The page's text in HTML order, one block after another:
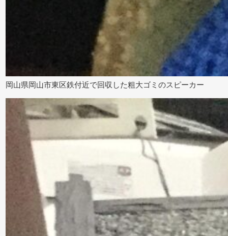
岡山県岡山市東区鉄付近で回収した粗大ゴミのスピーカー